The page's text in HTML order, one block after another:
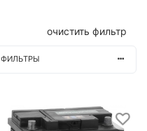
очистить фильтр
ФИЛЬТРЫ